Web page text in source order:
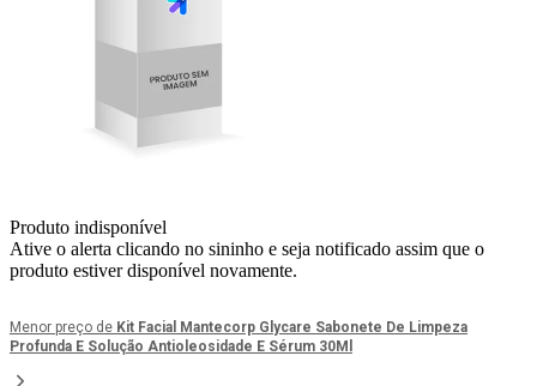
Produto indisponível
Ative o alerta clicando no sininho e seja notificado assim que o
produto estiver disponível novamente.
Menor preço de Kit Facial Mantecorp Glycare Sabonete De Limpeza
Profunda E Solução Antioleosidade E Sérum 30Ml